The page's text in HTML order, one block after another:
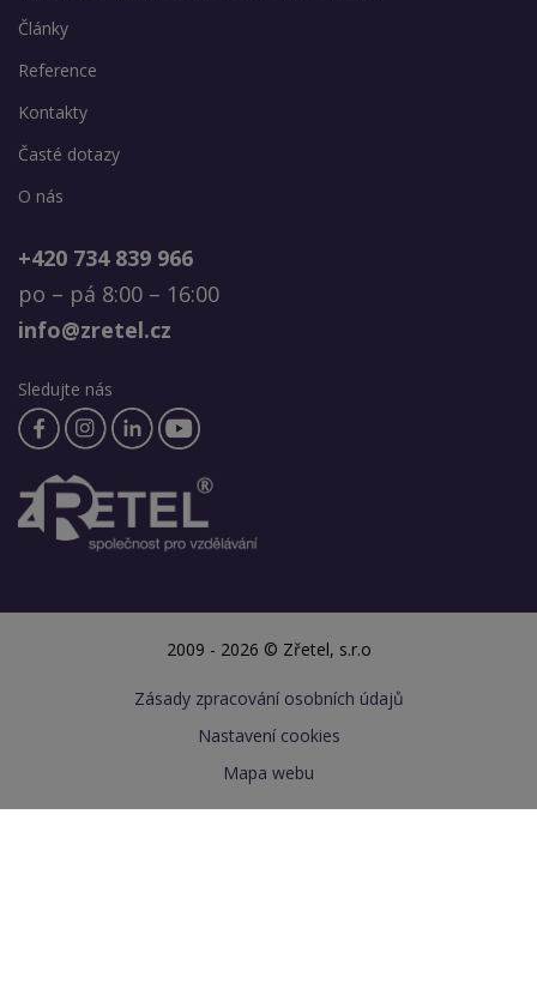
Články
Reference
Kontakty
Časté dotazy
O nás
+420 734 839 966
po – pá 8:00 – 16:00
info@zretel.cz
Sledujte nás
2009 - 2026 © Zřetel, s.r.o
Zásady zpracování osobních údajů
Nastavení cookies
Mapa webu